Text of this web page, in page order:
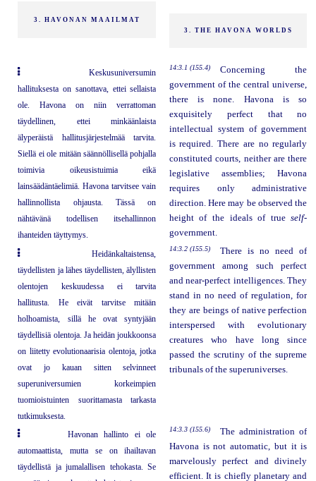
3. HAVONAN MAAILMAT
3. THE HAVONA WORLDS
Keskusuniversumin
hallituksesta on sanottava, ettei sellaista
ole. Havona on niin verrattoman
täydellinen, ettei minkäänlaista
älyperäistä hallitusjärjestelmää tarvita.
Siellä ei ole mitään säännöllisellä pohjalla
toimivia oikeusistuimia eikä
lainsäädäntäelimiä. Havona tarvitsee vain
hallinnollista ohjausta. Tässä on
nähtävänä todellisen itsehallinnon
ihanteiden täyttymys.
14:3.1 (155.4)
Concerning the
government of the central universe,
there is none. Havona is so
exquisitely perfect that no
intellectual system of government
is required. There are no regularly
constituted courts, neither are there
legislative assemblies; Havona
requires only administrative
direction. Here may be observed the
height of the ideals of trueself-
government.
Heidänkaltaistensa,
täydellisten ja lähes täydellisten, älyllisten
olentojen keskuudessa ei tarvita
hallitusta. He eivät tarvitse mitään
holhoamista, sillä he ovat syntyjään
täydellisiä olentoja. Ja heidän joukkoonsa
on liitetty evolutionaarisia olentoja, jotka
ovat jo kauan sitten selvinneet
superuniversumien korkeimpien
tuomioistuinten suorittamasta tarkasta
tutkimuksesta.
14:3.2 (155.5)
There is no need of
government among such perfect
and near-perfect intelligences. They
stand in no need of regulation, for
they are beings of native perfection
interspersed with evolutionary
creatures who have long since
passed the scrutiny of the supreme
tribunals of the superuniverses.
Havonan hallinto ei ole
automaattista, mutta se on ihailtavan
täydellistä ja jumalallisen tehokasta. Se
14:3.3 (155.6)
The administration of
Havona is not automatic, but it is
marvelously perfect and divinely
efficient. It is chiefly planetary and